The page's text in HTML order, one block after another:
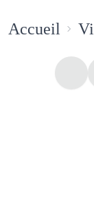
Accueil